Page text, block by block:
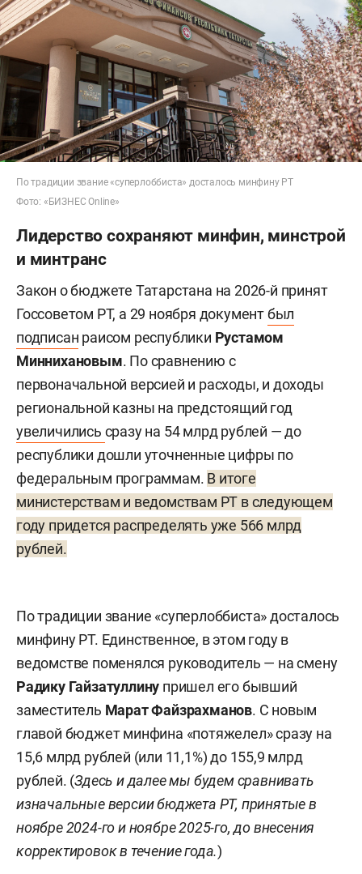
По традиции звание «суперлоббиста» досталось минфину РТ
Фото: «БИЗНЕС Online»
Лидерство сохраняют минфин, минстрой
и минтранс
Закон о бюджете Татарстана на 2026-й принят
Госсоветом РТ, а 29 ноября документбыл
подписан раисом республики Рустамом
Миннихановым. По сравнению с
первоначальной версией и расходы, и доходы
региональной казны на предстоящий год
увеличились сразу на 54 млрд рублей — до
республики дошли уточненные цифры по
федеральным программам. В итоге
министерствам и ведомствам РТ в следующем
году придется распределять уже 566 млрд
рублей.
По традиции звание «суперлоббиста» досталось
минфину РТ. Единственное, в этом году в
ведомстве поменялся руководитель — на смену
Радику Гайзатуллину пришел его бывший
заместитель Марат Файзрахманов. С новым
главой бюджет минфина «потяжелел» сразу на
15,6 млрд рублей (или 11,1%) до 155,9 млрд
рублей. (Здесь и далее мы будем сравнивать
изначальные версии бюджета РТ, принятые в
ноябре 2024-го и ноябре 2025-го, до внесения
корректировок в течение года.)